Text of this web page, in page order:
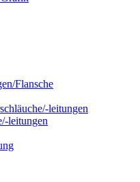
Flansche
leitungen
leitungen